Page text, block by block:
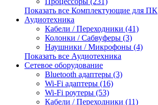
Показать все Комплектующие для ПК
Аудиотехника
Кабели / Переходники (41)
Колонки / Сабвуферы (3)
Наушники / Микрофоны (4)
Показать все Аудиотехника
Сетевое оборудование
Bluetooth адаптеры (3)
Wi-Fi адаптеры (16)
Wi-Fi роутеры (53)
Кабели / Переходники (11)